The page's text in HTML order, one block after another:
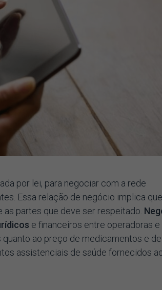
por lei, para negociar com a rede
Essa relação de negócio implica
partes que deve ser respeitado.
e financeiros entre operadoras e
ao preço de medicamentos e de
assistenciais de saúde fornecidos